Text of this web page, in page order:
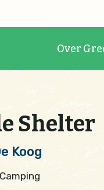
Over
Shelter
Koog
Camping